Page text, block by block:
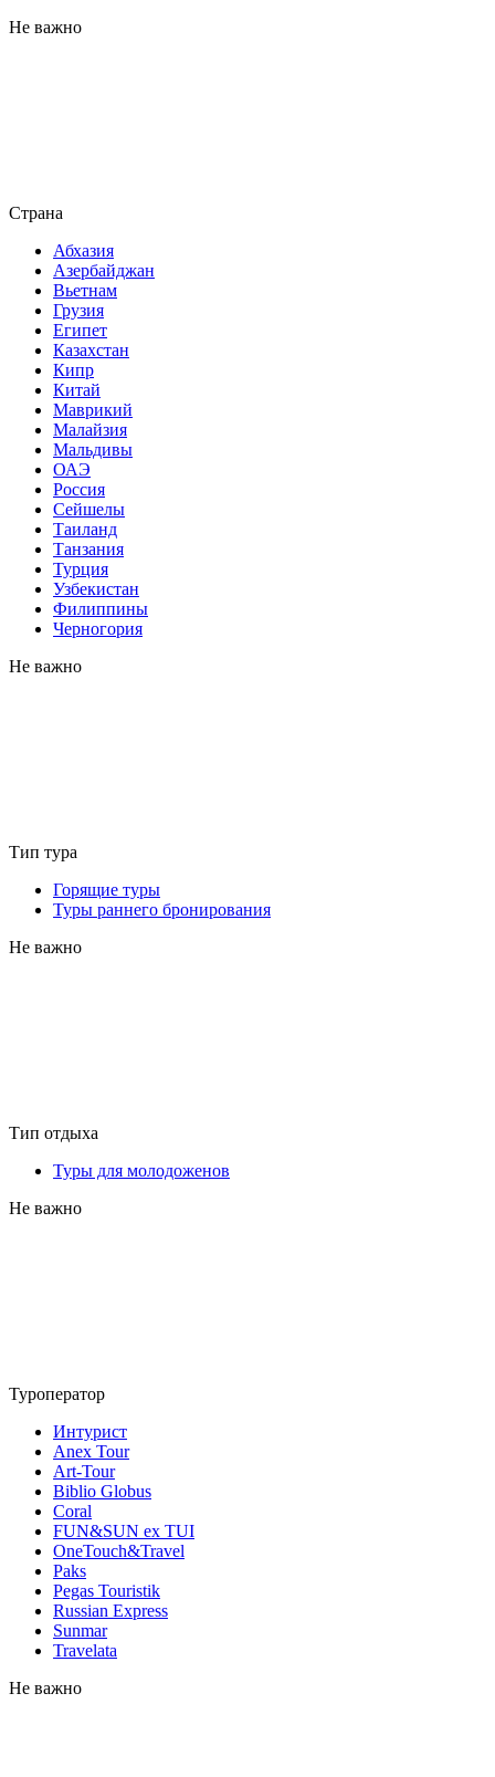
Не важно
Страна
Абхазия
Азербайджан
Вьетнам
Грузия
Египет
Казахстан
Кипр
Китай
Маврикий
Малайзия
Мальдивы
ОАЭ
Россия
Сейшелы
Таиланд
Танзания
Турция
Узбекистан
Филиппины
Черногория
Не важно
Тип тура
Горящие туры
Туры раннего бронирования
Не важно
Тип отдыха
Туры для молодоженов
Не важно
Туроператор
Интурист
Anex Tour
Art-Tour
Biblio Globus
Coral
FUN&SUN ex TUI
OneTouch&Travel
Paks
Pegas Touristik
Russian Express
Sunmar
Travelata
Не важно